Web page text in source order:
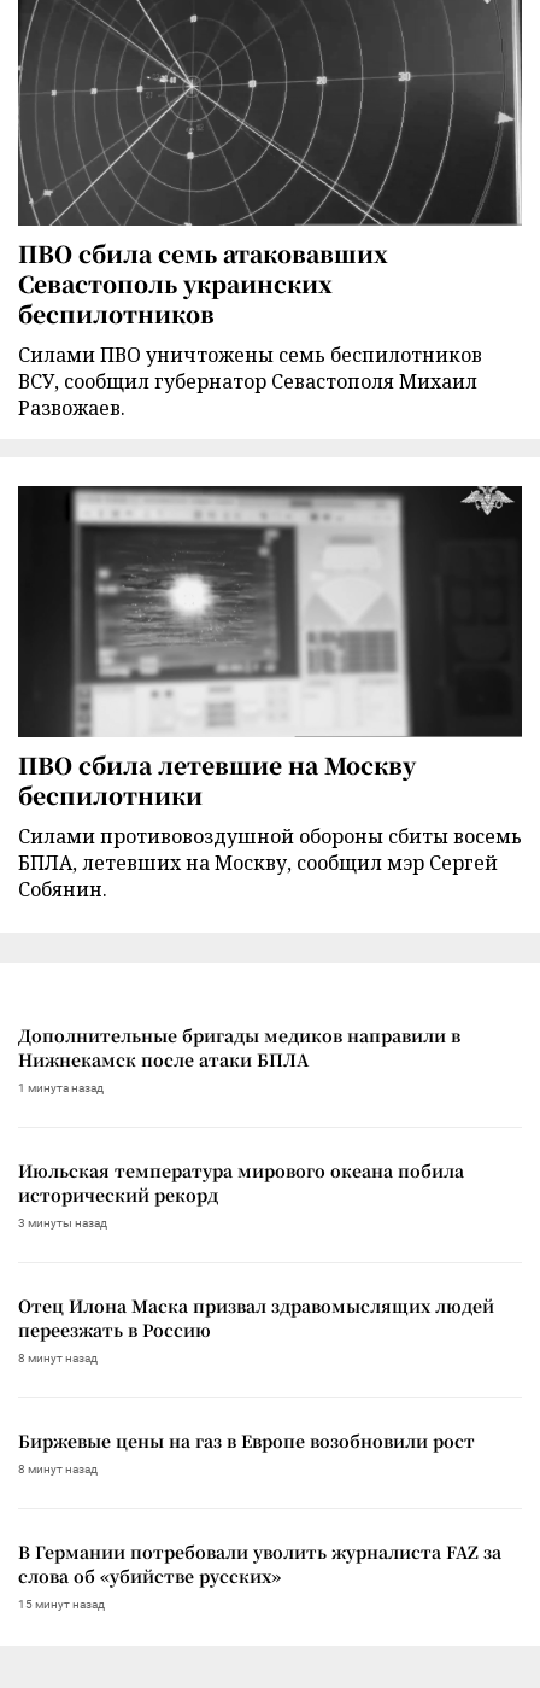
ПВО сбила семь атаковавших
Севастополь украинских
беспилотников
Силами ПВО уничтожены семь беспилотников
ВСУ, сообщил губернатор Севастополя Михаил
Развожаев.
ПВО сбила летевшие на Москву
беспилотники
Силами противовоздушной обороны сбиты восемь
БПЛА, летевших на Москву, сообщил мэр Сергей
Собянин.
Дополнительные бригады медиков направили в
Нижнекамск после атаки БПЛА
1 минута назад
Июльская температура мирового океана побила
исторический рекорд
3 минуты назад
Отец Илона Маска призвал здравомыслящих людей
переезжать в Россию
8 минут назад
Биржевые цены на газ в Европе возобновили рост
8 минут назад
В Германии потребовали уволить журналиста FAZ за
слова об «убийстве русских»
15 минут назад